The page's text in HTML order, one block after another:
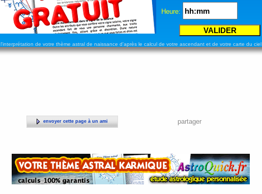
Heure:
l'interprétation de votre thème astral de naissance d'après le calcul de votre ascendant et de votre carte du ciel
envoyer cette page à un ami partager